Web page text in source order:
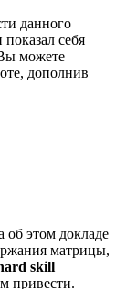
данного
себя
можете
дополнив
этом докладе
матрицы,
skill
привести.